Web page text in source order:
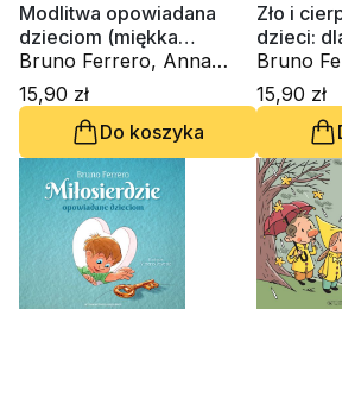
Modlitwa opowiadana
dzieciom (miękka
oprawa)
Bruno Ferrero, Anna
Peiretti
15,90 zł
Do koszyka
Zło i
dzieci:
Bruno
15,90 zł